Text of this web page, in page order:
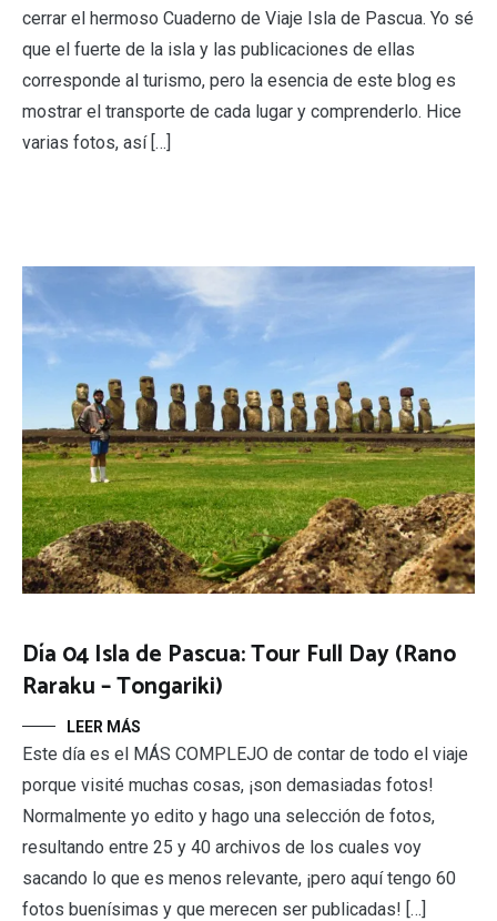
cerrar el hermoso Cuaderno de Viaje Isla de Pascua. Yo sé
que el fuerte de la isla y las publicaciones de ellas
corresponde al turismo, pero la esencia de este blog es
mostrar el transporte de cada lugar y comprenderlo. Hice
varias fotos, así […]
Día 04 Isla de Pascua: Tour Full Day (Rano
Raraku – Tongariki)
LEER MÁS
Este día es el MÁS COMPLEJO de contar de todo el viaje
porque visité muchas cosas, ¡son demasiadas fotos!
Normalmente yo edito y hago una selección de fotos,
resultando entre 25 y 40 archivos de los cuales voy
sacando lo que es menos relevante, ¡pero aquí tengo 60
fotos buenísimas y que merecen ser publicadas! […]